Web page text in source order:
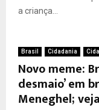
a criança...
Brasil Cidadania
Novo meme:
desmaio’ em
Meneghel;